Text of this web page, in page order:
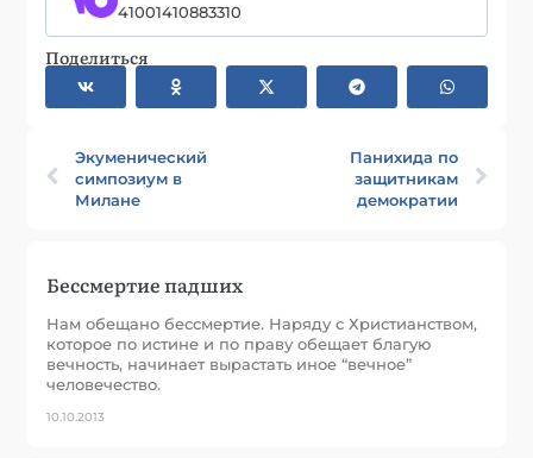
41001410883310
Поделиться
Экуменический
симпозиум в
Милане
Панихида по
защитникам
демократии
Бессмертие падших
Нам обещано бессмертие. Наряду с Христианством,
которое по истине и по праву обещает благую
вечность, начинает вырастать иное “вечное”
человечество.
10.10.2013